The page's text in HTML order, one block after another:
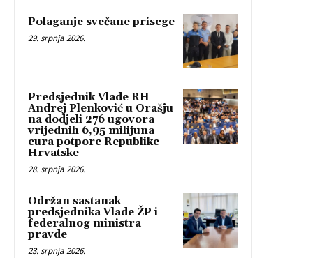
Polaganje svečane prisege
29. srpnja 2026.
Predsjednik Vlade RH
Andrej Plenković u Orašju
na dodjeli 276 ugovora
vrijednih 6,95 milijuna
eura potpore Republike
Hrvatske
28. srpnja 2026.
Održan sastanak
predsjednika Vlade ŽP i
federalnog ministra
pravde
23. srpnja 2026.